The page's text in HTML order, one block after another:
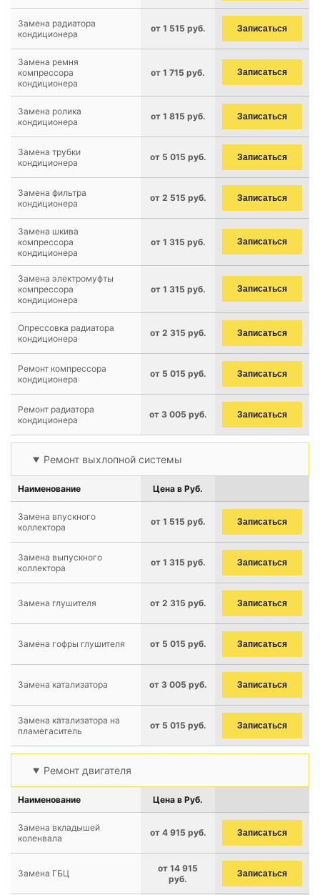
Замена радиатора
кондиционера
от 1 515 руб. Записаться
Замена ремня
компрессора
кондиционера
от 1 715 руб. Записаться
Замена ролика
кондиционера
от 1 815 руб. Записаться
Замена трубки
кондиционера
от 5 015 руб. Записаться
Замена фильтра
кондиционера
от 2 515 руб. Записаться
Замена шкива
компрессора
кондиционера
от 1 315 руб. Записаться
Замена электромуфты
компрессора
кондиционера
от 1 315 руб. Записаться
Опрессовка радиатора
кондиционера
от 2 315 руб. Записаться
Ремонт компрессора
кондиционера
от 5 015 руб. Записаться
Ремонт радиатора
кондиционера
от 3 005 руб. Записаться
Ремонт выхлопной системы
Наименование Цена в Руб.
Замена впускного
коллектора
от 1 515 руб. Записаться
Замена выпускного
коллектора
от 1 315 руб. Записаться
Замена глушителя от 2 315 руб. Записаться
Замена гофры глушителя от 5 015 руб. Записаться
Замена катализатора от 3 005 руб. Записаться
Замена катализатора на
пламегаситель
от 5 015 руб. Записаться
Ремонт двигателя
Наименование Цена в Руб.
Замена вкладышей
коленвала
от 4 915 руб. Записаться
Замена ГБЦ
от 14 915
руб.
Записаться